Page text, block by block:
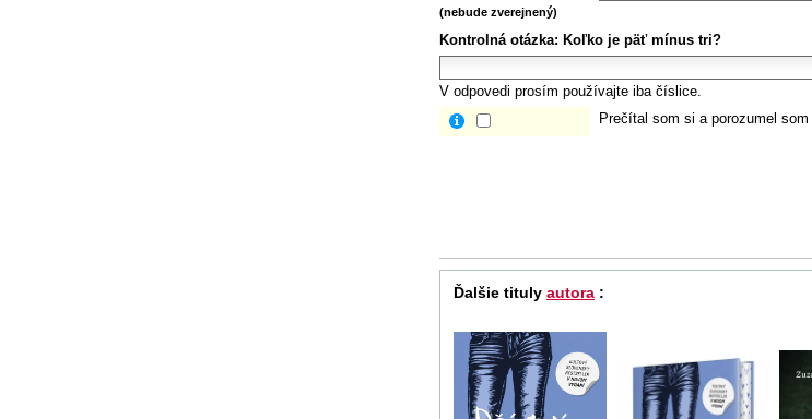
(nebude zverejnený)
Kontrolná otázka: Koľko je päť mínus tri?
V odpovedi prosím používajte iba číslice.
Prečítal som si a porozumel som
Ďalšie tituly autora :